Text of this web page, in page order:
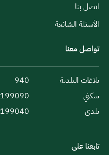
اتصل بنا
الأسئلة الشائعة
تواصل معنا
بلاغات البلدية
940
سكني
199090
بلدي
199040
تابعنا على